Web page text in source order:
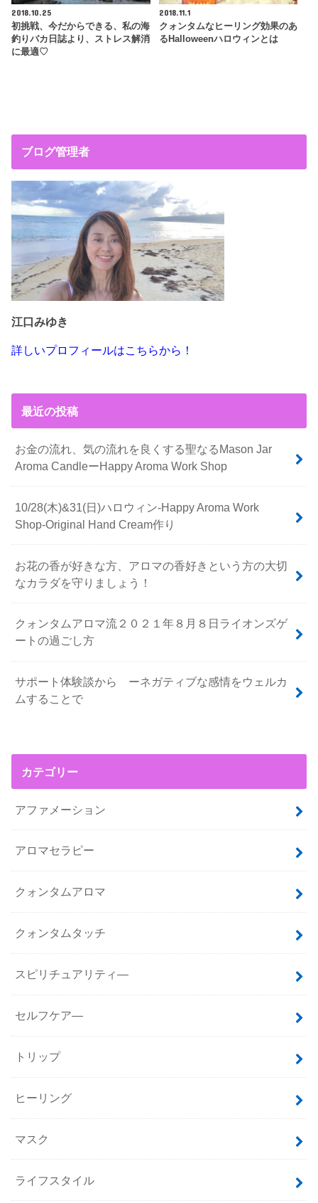
2018.10.25
初挑戦、今だからできる、私の海
釣りバカ日誌より、ストレス解消
に最適♡
2018.11.1
クォンタムなヒーリング効果のあ
るHalloweenハロウィンとは
ブログ管理者
江口みゆき
詳しいプロフィールはこちらから！
最近の投稿
お金の流れ、気の流れを良くする聖なるMason Jar
Aroma CandleーHappy Aroma Work Shop
10/28(木)&31(日)ハロウィン-Happy Aroma Work
Shop-Original Hand Cream作り
お花の香が好きな方、アロマの香好きという方の大切
なカラダを守りましょう！
クォンタムアロマ流２０２１年８月８日ライオンズゲ
ートの過ごし方
サポート体験談から ーネガティブな感情をウェルカ
ムすることで
カテゴリー
アファメーション
アロマセラピー
クォンタムアロマ
クォンタムタッチ
スピリチュアリティ―
セルフケア―
トリップ
ヒーリング
マスク
ライフスタイル